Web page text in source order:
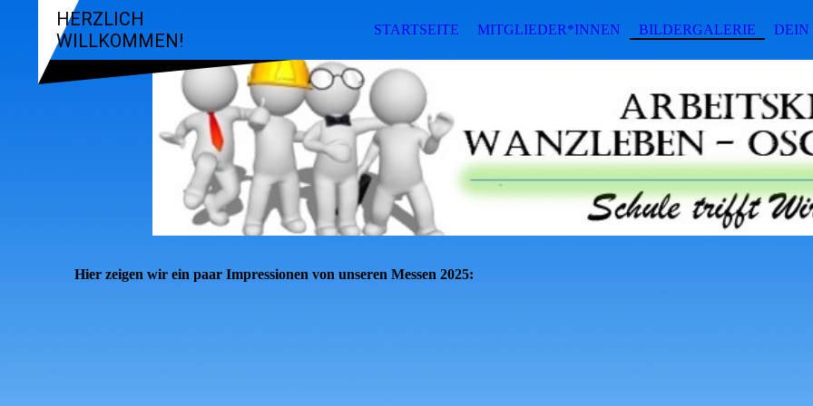
STARTSEITE MITGLIEDER*INNEN BILDERGALERIE DEIN
HERZLICH
WILLKOMMEN!
Hier zeigen wir ein paar Impressionen von unseren Messen 2025: